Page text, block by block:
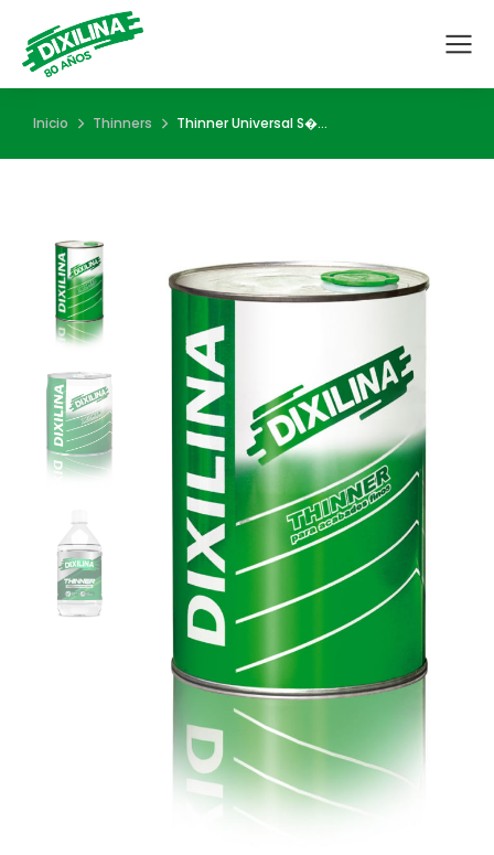
Estás aquí:
Inicio Thinners Thinner Universal S�…